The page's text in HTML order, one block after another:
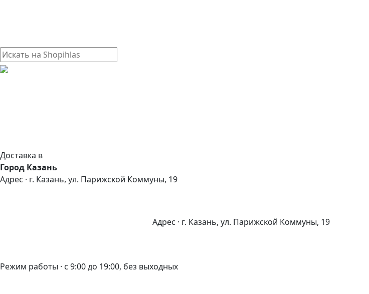
Доставка в
Город Казань
Адрес · г. Казань, ул. Парижской Коммуны, 19
Адрес · г. Казань, ул. Парижской Коммуны, 19
Режим работы · с 9:00 до 19:00, без выходных